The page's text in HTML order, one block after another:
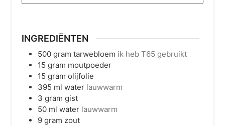
INGREDIËNTEN
500 gram tarwebloem ik heb T65 gebruikt
15 gram moutpoeder
15 gram olijfolie
395 ml water lauwwarm
3 gram gist
50 ml water lauwwarm
9 gram zout